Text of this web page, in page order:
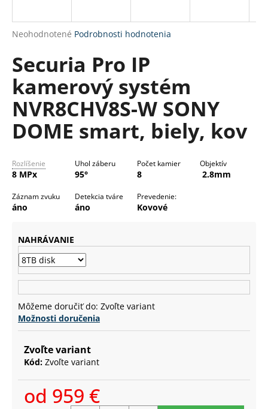
Priemerné
produktu
je
0,0
5
hviezdičiek.
Neohodnotené Podrobnosti hodnotenia
Securia Pro IP
kamerový systém
NVR8CHV8S-W SONY
DOME smart, biely, kov
Rozlíšenie
8 MPx
Uhol záberu
95°
Počet kamier
8
Objektív
2.8mm
Záznam zvuku
áno
Detekcia tváre
áno
Prevedenie:
Kovové
NAHRÁVANIE
Môžeme doručiť do: Zvoľte variant
Možnosti doručenia
Zvoľte variant
Kód: Zvoľte variant
od 959 €
j
ť
?
HĽADAŤ
O
d
ú
a
m
e